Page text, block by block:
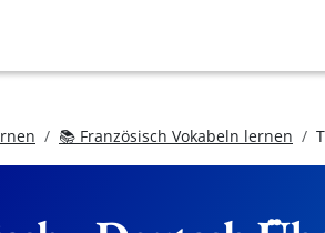
📚 Französisch Vokabeln lernen